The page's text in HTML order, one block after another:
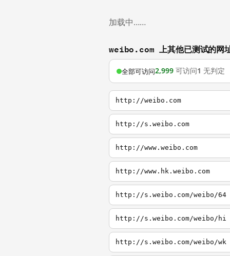
加载中……
weibo.com 上其他已测试的网
全部可访问2,999 可访问1 无判定
http://weibo.com
http://s.weibo.com
http://www.weibo.com
http://www.hk.weibo.com
http://s.weibo.com/weibo/64
http://s.weibo.com/weibo/hi
http://s.weibo.com/weibo/wk